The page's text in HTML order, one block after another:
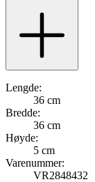
Lengde:
36 cm
Bredde:
36 cm
Høyde:
5 cm
Varenummer:
VR2848432